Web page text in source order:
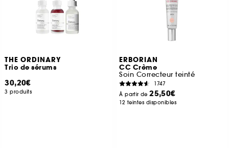
THE ORDINARY
Trio de sérums
30,20€
3 produits
ERBORIAN
CC Crème
Soin Correcteur teinté
1747
À partir de25,50€
12 teintes disponibles